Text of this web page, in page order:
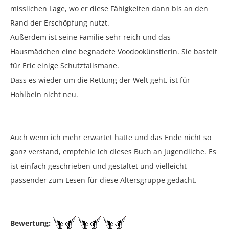
misslichen Lage, wo er diese Fähigkeiten dann bis an den
Rand der Erschöpfung nutzt.
Außerdem ist seine Familie sehr reich und das
Hausmädchen eine begnadete Voodookünstlerin. Sie bastelt
für Eric einige Schutztalismane.
Dass es wieder um die Rettung der Welt geht, ist für
Hohlbein nicht neu.
Auch wenn ich mehr erwartet hatte und das Ende nicht so
ganz verstand, empfehle ich dieses Buch an Jugendliche. Es
ist einfach geschrieben und gestaltet und vielleicht
passender zum Lesen für diese Altersgruppe gedacht.
Bewertung: